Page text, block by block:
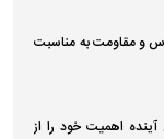
و مقاومت به مناسبت
آینده اهمیت خود را از